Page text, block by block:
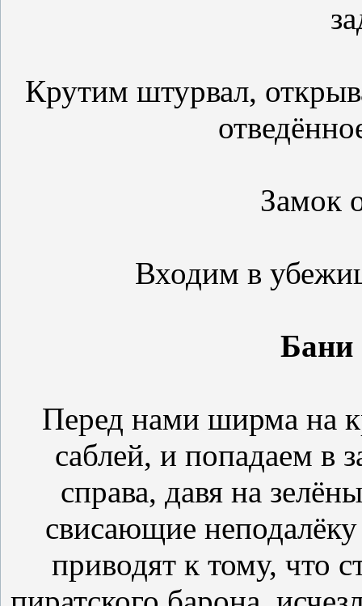
Крутим штурвал,
Замок
Входим в
Перед нами ширма на
саблей, и попадаем в
справа, давя на
свисающие
приводят к тому, что